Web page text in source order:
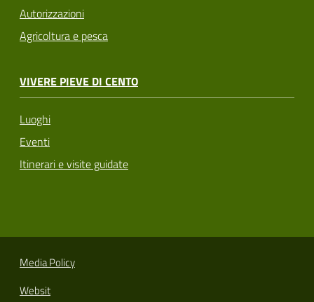
Autorizzazioni
Agricoltura e pesca
VIVERE PIEVE DI CENTO
Luoghi
Eventi
Itinerari e visite guidate
Media Policy
Websit